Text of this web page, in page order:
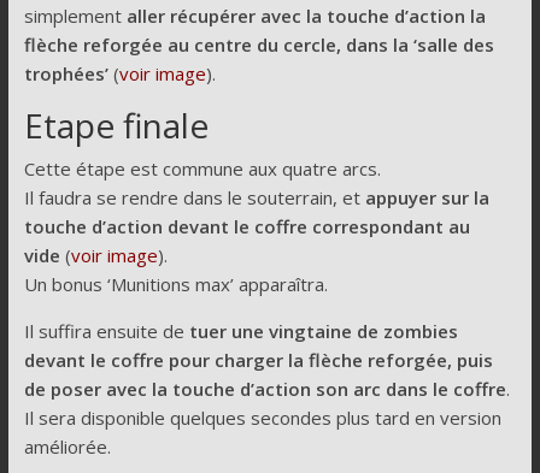
simplementaller récupérer avec la touche d’action la
flèche reforgée au centre du cercle, dans la ‘salle des
trophées’ (voir image).
Etape finale
Cette étape est commune aux quatre arcs.
Il faudra se rendre dans le souterrain, et appuyer sur la
touche d’action devant le coffre correspondant au
vide (voir image).
Un bonus ‘Munitions max’ apparaîtra.
Il suffira ensuite de tuer une vingtaine de zombies
devant le coffre pour charger la flèche reforgée, puis
de poser avec la touche d’action son arc dans le coffre.
Il sera disponible quelques secondes plus tard en version
améliorée.